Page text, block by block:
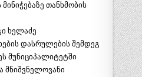
თანხმობის
ხელაძე
დასრულების შემდეგ
მუნიციპალიტეტში
მნიშვნელოვანი